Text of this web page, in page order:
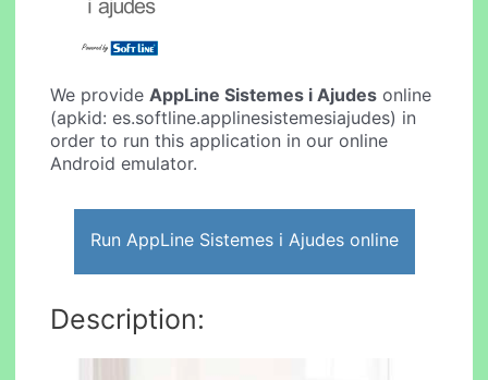
We provideAppLine Sistemes i Ajudes online
(apkid: es.softline.applinesistemesiajudes) in
order to run this application in our online
Android emulator.
Run AppLine Sistemes i Ajudes online
Description: